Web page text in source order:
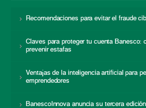
Recomendaciones para evitar el fraude
Claves para proteger tu cuenta Banesco:
prevenir estafas
Ventajas de la inteligencia artificial para
emprendedores
BanescoInnova anuncia su tercera edición